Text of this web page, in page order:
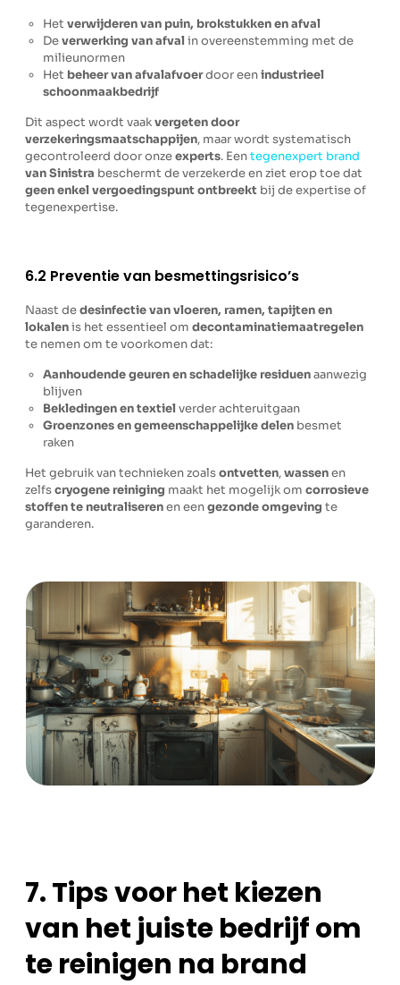
Hetverwijderen van puin, brokstukken en afval
Deverwerking van afvalin overeenstemming met de
milieunormen
Het beheer van afvalafvoerdoor eenindustrieel
schoonmaakbedrijf
Dit aspect wordt vaakvergeten door
verzekeringsmaatschappijen, maar wordt systematisch
gecontroleerd door onzeexperts. Eentegenexpert brand
van Sinistra beschermt de verzekerde en ziet erop toe dat
geen enkel vergoedingspunt ontbreekt bij de expertise of
tegenexpertise.
6.2 Preventie van besmettingsrisico’s
Naast dedesinfectie van vloeren, ramen, tapijten en
lokalenis het essentieel omdecontaminatiemaatregelen
te nemen om te voorkomen dat:
Aanhoudende geuren en schadelijke residuenaanwezig
blijven
Bekledingen en textielverder achteruitgaan
Groenzones en gemeenschappelijke delen besmet
raken
Het gebruik van technieken zoalsontvetten,wassenen
zelfscryogene reiniging maakt het mogelijk omcorrosieve
stoffen te neutraliserenen eengezonde omgeving te
garanderen.
7. Tips voor het kiezen
van het juiste bedrijf om
te reinigen na brand